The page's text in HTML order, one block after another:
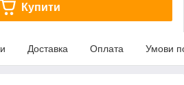
Купити
Доставка Оплата Умови